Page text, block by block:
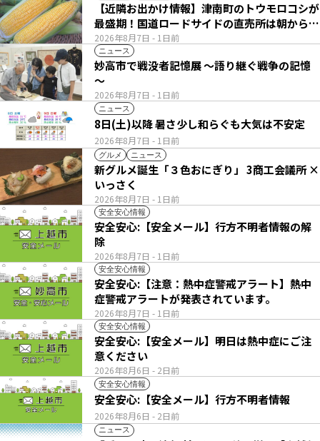
2026年8月7日 - 1日前
【近隣お出かけ情報】津南町のトウモロコシが
最盛期！国道ロードサイドの直売所は朝から長
い列
ニュース
2026年8月7日 - 1日前
妙高市で戦没者記憶展 ～語り継ぐ戦争の記憶
～
ニュース
2026年8月7日 - 1日前
8日(土)以降 暑さ少し和らぐも大気は不安定
グルメ ニュース
2026年8月7日 - 1日前
新グルメ誕生「３色おにぎり」 3商工会議所 ×
いっさく
安全安心情報
2026年8月7日 - 1日前
安全安心:【安全メール】行方不明者情報の解
除
安全安心情報
2026年8月7日 - 1日前
安全安心:【注意：熱中症警戒アラート】熱中
症警戒アラートが発表されています。
安全安心情報
2026年8月6日 - 2日前
安全安心:【安全メール】明日は熱中症にご注
意ください
安全安心情報
2026年8月6日 - 2日前
安全安心:【安全メール】行方不明者情報
ニュース